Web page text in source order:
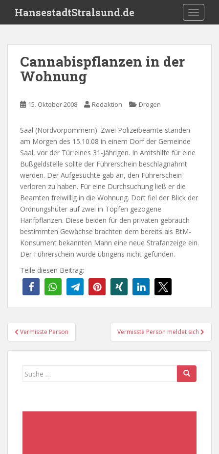
i
HansestadtStralsund.de
Cannabispflanzen in der
Wohnung
15. Oktober 2008 Redaktion Drogen
Saal (Nordvorpommern). Zwei Polizeibeamte standen
am Morgen des 15.10.08 in einem Dorf der Gemeinde
Saal, vor der Tür eines 31-Jährigen. In Amtshilfe für eine
Bußgeldstelle sollte der Führerschein beschlagnahmt
werden. Der Aufgesuchte gab an, den Führerschein
verloren zu haben. Für eine Durchsuchung ließ er die
Beamten freiwillig in die Wohnung. Dort fiel der Blick der
Ordnungshüter auf zwei in Töpfen gezogene
Hanfpflanzen. Diese beiden für den privaten gebrauch
bestimmten Gewächse brachten dem bereits als BtM-
Konsument bekannten Mann eine neue Strafanzeige ein.
Der Führerschein wurde übrigens nicht gefunden.
Teile diesen Beitrag:
Beitragsnavigation
Vermisste Person Vermisste Person meldet sich
Suche